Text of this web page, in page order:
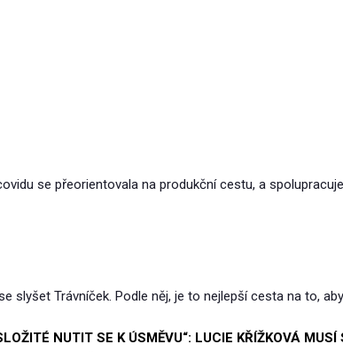
se přeorientovala na produkční cestu, a
slyšet Trávníček. Podle něj, je to nejlepší cesta na to,
NUTIT SE K ÚSMĚVU“: LUCIE KŘÍŽKOVÁ MUSÍ